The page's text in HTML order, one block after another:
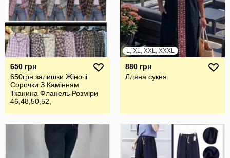
650 грн
650грн залишки Жіночі
Сорочки З Камінням
Тканина Фланель Розміри
46,48,50,52,
L, XL, XXL, XXXL
880 грн
Лляна сукня